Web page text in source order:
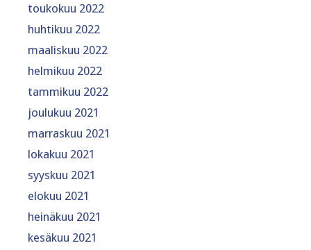
toukokuu 2022
huhtikuu 2022
maaliskuu 2022
helmikuu 2022
tammikuu 2022
joulukuu 2021
marraskuu 2021
lokakuu 2021
syyskuu 2021
elokuu 2021
heinäkuu 2021
kesäkuu 2021